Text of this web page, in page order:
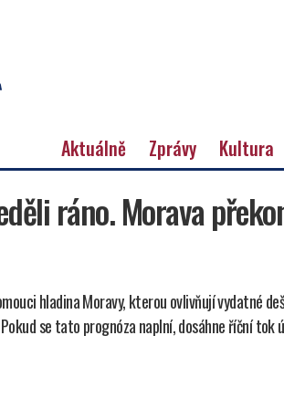
Aktuálně Zprávy Kultura
ráno. Morava
hladina Moravy, kterou ovlivňují vydatné
se tato prognóza naplní, dosáhne říční tok